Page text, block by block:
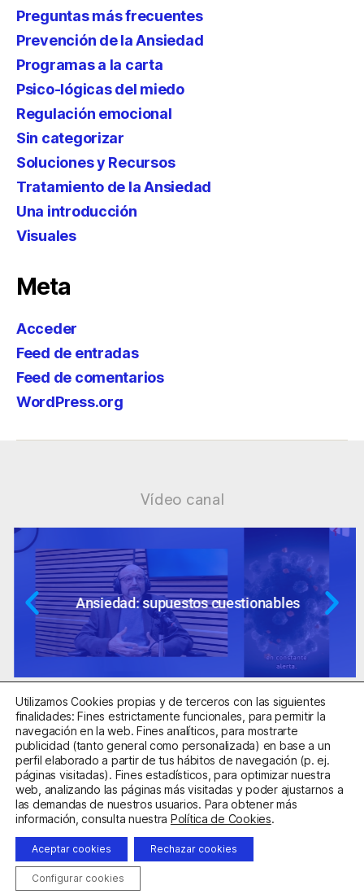
Preguntas más frecuentes
Prevención de la Ansiedad
Programas a la carta
Psico-lógicas del miedo
Regulación emocional
Sin categorizar
Soluciones y Recursos
Tratamiento de la Ansiedad
Una introducción
Visuales
Meta
Acceder
Feed de entradas
Feed de comentarios
WordPress.org
Vídeo canal
Ansiedad: supuestos cuestionables
Centro Sanitario Autorizado con el código E08737002
Aviso LegalPolítica de PrivacidadPolítica de Cookies
Clínica de la Ansiedad. Teléfonos:932263020
Correo:
Utilizamos Cookies propias y de terceros con las siguientes
finalidades: Fines estrictamente funcionales, para permitir la
navegación en la web. Fines analíticos, para mostrarte
publicidad (tanto general como personalizada) en base a un
perfil elaborado a partir de tus hábitos de navegación (p. ej.
páginas visitadas). Fines estadísticos, para optimizar nuestra
web, analizando las páginas más visitadas y poder ajustarnos a
las demandas de nuestros usuarios. Para obtener más
información, consulta nuestra Política de Cookies.
Aceptar cookies Rechazar cookies
Configurar cookies